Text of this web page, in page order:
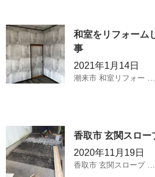
和室をリフォーム
事
2021年1月14日
潮来市 和室リフォー …
香取市 玄関スロー
2020年11月19日
香取市 玄関スロープ …